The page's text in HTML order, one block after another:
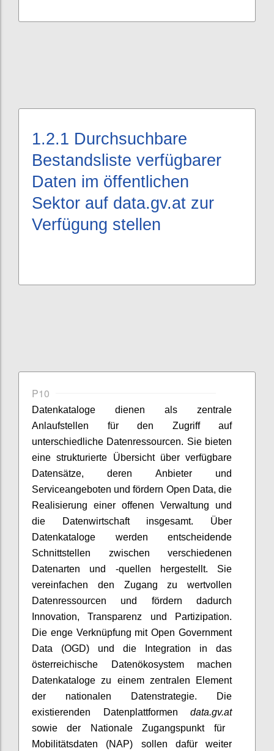
1.2.1 Durchsuchbare
Bestandsliste verfügbarer
Daten im öffentlichen
Sektor auf data.gv.at zur
Verfügung stellen
P10
Datenkataloge dienen als zentrale
Anlaufstellen für den Zugriff auf
unterschiedliche Datenressourcen. Sie bieten
eine strukturierte Übersicht über verfügbare
Datensätze, deren Anbieter und
Serviceangeboten und fördern Open Data, die
Realisierung einer offenen Verwaltung und
die Datenwirtschaft insgesamt. Über
Datenkataloge werden entscheidende
Schnittstellen zwischen verschiedenen
Datenarten und -quellen hergestellt. Sie
vereinfachen den Zugang zu wertvollen
Datenressourcen und fördern dadurch
Innovation, Transparenz und Partizipation.
Die enge Verknüpfung mit Open Government
Data (OGD) und die Integration in das
österreichische Datenökosystem machen
Datenkataloge zu einem zentralen Element
der nationalen Datenstrategie. Die
existierenden Datenplattformen data.gv.at
sowie der Nationale Zugangspunkt für
Mobilitätsdaten (NAP) sollen dafür weiter